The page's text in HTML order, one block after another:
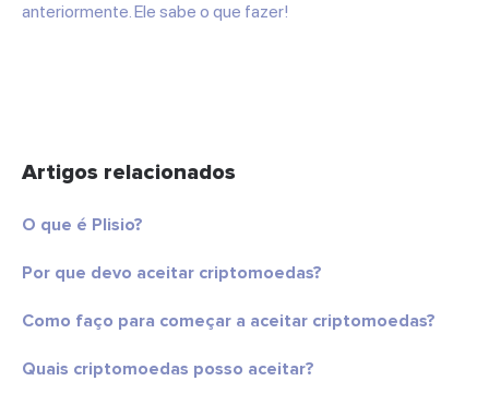
anteriormente. Ele sabe o que fazer!
Artigos relacionados
O que é Plisio?
Por que devo aceitar criptomoedas?
Como faço para começar a aceitar criptomoedas?
Quais criptomoedas posso aceitar?